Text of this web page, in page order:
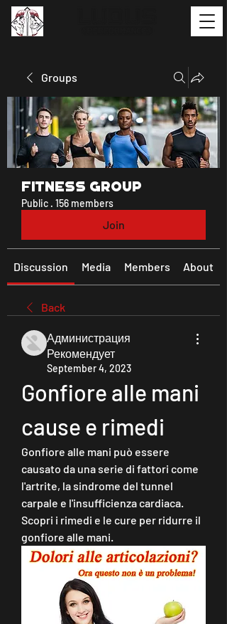
Groups
Fitness Group
Public · 156 members
Join
Discussion Media Members About
Back
Администрация
Рекомендует
September 4, 2023
Gonfiore alle mani
cause e rimedi
Gonfiore alle mani può essere
causato da una serie di fattori come
l'artrite, la sindrome del tunnel
carpale e l'insufficienza cardiaca.
Scopri i rimedi e le cure per ridurre il
gonfiore alle mani.